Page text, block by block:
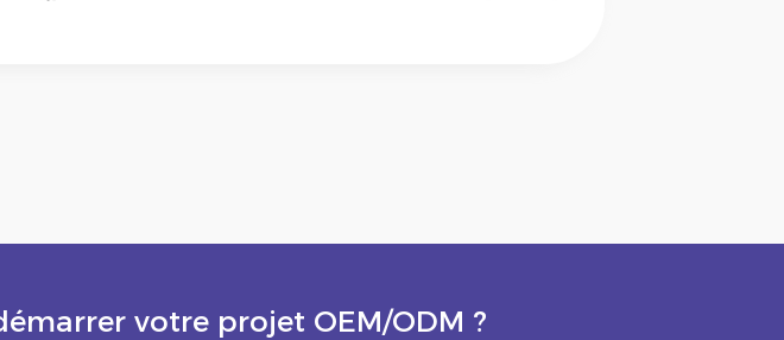
votre projet OEM/ODM ?